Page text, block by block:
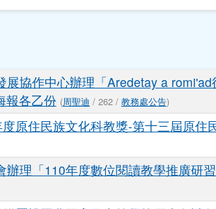
展協作中心辦理「Aredetay a
報各乙份 (周聖迪/ 262 /教務處公告)
原住民族文化科教獎-第十三屆原住
辦理「110年度數位閱讀教學推廣研